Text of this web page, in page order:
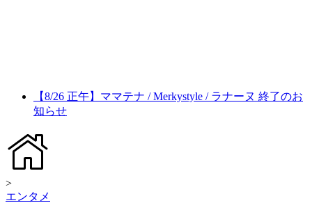
【8/26 正午】ママテナ / Merkystyle / ラナーヌ 終了のお
知らせ
>
エンタメ